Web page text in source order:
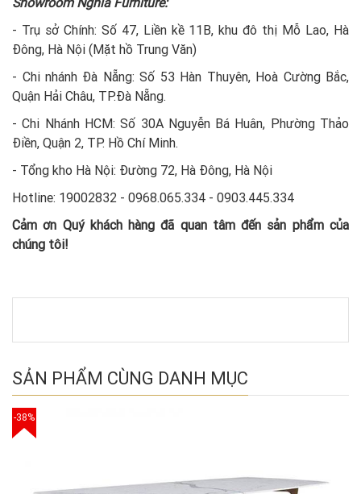
- Trụ sở Chính: Số 47, Liền kề 11B, khu đô thị Mỗ Lao, Hà
Đông, Hà Nội (Mặt hồ Trung Văn)
- Chi nhánh Đà Nẵng: Số 53 Hàn Thuyên, Hoà Cường Bắc,
Quận Hải Châu, TP.Đà Nẵng.
- Chi Nhánh HCM: Số 30A Nguyễn Bá Huân, Phường Thảo
Điền, Quận 2, TP. Hồ Chí Minh.
- Tổng kho Hà Nội: Đường 72, Hà Đông, Hà Nội
Hotline: 19002832 - 0968.065.334 - 0903.445.334
Cảm ơn Quý khách hàng đã quan tâm đến sản phẩm của
chúng tôi!
SẢN PHẨM CÙNG DANH MỤC
-38%